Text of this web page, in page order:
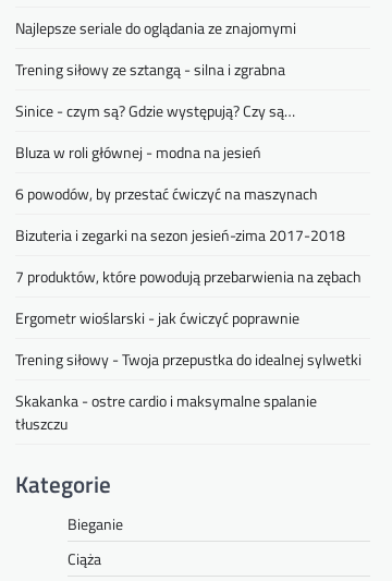
Najlepsze seriale do oglądania ze znajomymi
Trening siłowy ze sztangą - silna i zgrabna
Sinice - czym są? Gdzie występują? Czy są…
Bluza w roli głównej - modna na jesień
6 powodów, by przestać ćwiczyć na maszynach
Bizuteria i zegarki na sezon jesień-zima 2017-2018
7 produktów, które powodują przebarwienia na zębach
Ergometr wioślarski - jak ćwiczyć poprawnie
Trening siłowy - Twoja przepustka do idealnej sylwetki
Skakanka - ostre cardio i maksymalne spalanie
tłuszczu
Kategorie
Bieganie
Ciąża